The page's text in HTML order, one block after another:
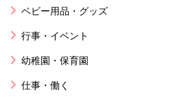
ベビー用品・グッズ
行事・イベント
幼稚園・保育園
仕事・働く